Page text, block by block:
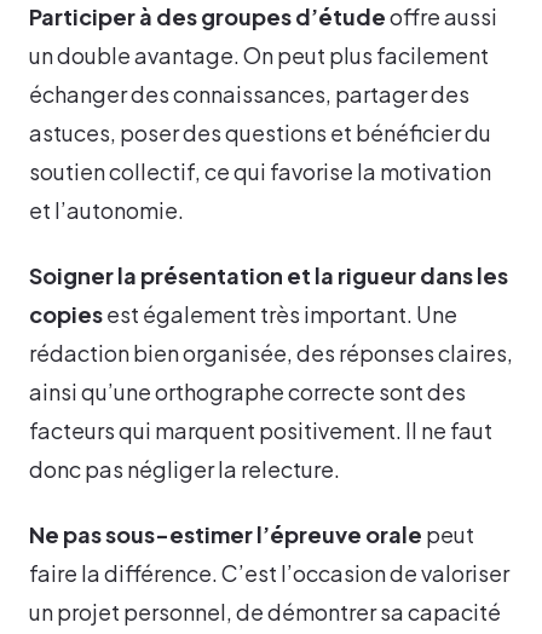
Participer à des groupes d’étudeoffre aussi
un double avantage. On peut plus facilement
échanger des connaissances, partager des
astuces, poser des questions et bénéficier du
soutien collectif, ce qui favorise la motivation
et l’autonomie.
Soigner la présentation et la rigueur dans les
copiesest également très important. Une
rédaction bien organisée, des réponses claires,
ainsi qu’une orthographe correcte sont des
facteurs qui marquent positivement. Il ne faut
donc pas négliger la relecture.
Ne pas sous-estimer l’épreuve orale peut
faire la différence. C’est l’occasion de valoriser
un projet personnel, de démontrer sa capacité